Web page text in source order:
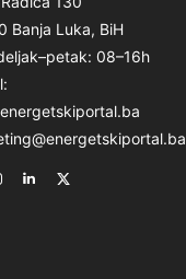
Banja Luka, BiH
08–16h